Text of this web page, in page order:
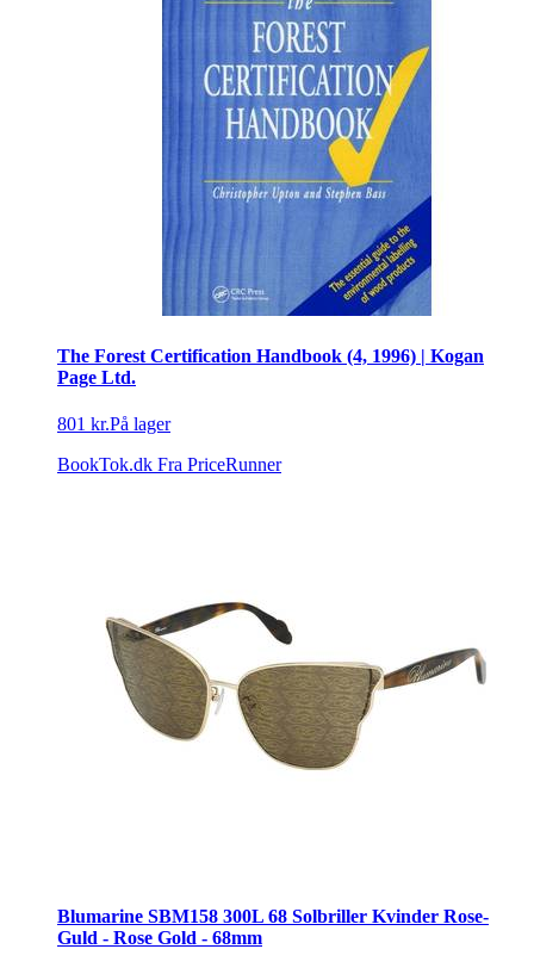
The Forest Certification Handbook (4, 1996) | Kogan
Page Ltd.
801 kr.På lager
BookTok.dk Fra PriceRunner
Blumarine SBM158 300L 68 Solbriller Kvinder Rose-
Guld - Rose Gold - 68mm